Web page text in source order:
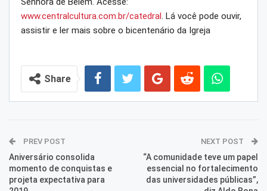
www.centralcultura.com.br/catedral . Lá você pode ouvir,
assistir e ler mais sobre o bicentenário da Igreja
Share
PREV POST
Aniversário consolida
momento de conquistas e
projeta expectativa para
NEXT POST
“A comunidade teve um papel
essencial no fortalecimento
das universidades públicas”,